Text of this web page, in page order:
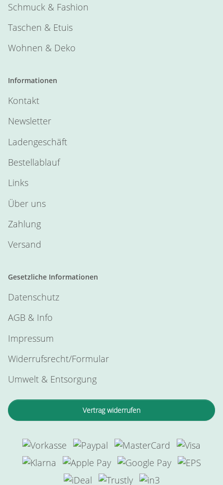
Schmuck & Fashion
Taschen & Etuis
Wohnen & Deko
Informationen
Kontakt
Newsletter
Ladengeschäft
Bestellablauf
Links
Über uns
Zahlung
Versand
Gesetzliche Informationen
Datenschutz
AGB & Info
Impressum
Widerrufsrecht/Formular
Umwelt & Entsorgung
Vertrag widerrufen